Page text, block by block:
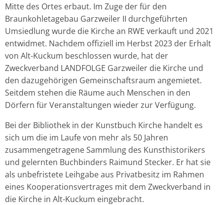
Mitte des Ortes erbaut. Im Zuge der für den
Braunkohletagebau Garzweiler II durchgeführten
Umsiedlung wurde die Kirche an RWE verkauft und 2021
entwidmet. Nachdem offiziell im Herbst 2023 der Erhalt
von Alt-Kuckum beschlossen wurde, hat der
Zweckverband LANDFOLGE Garzweiler die Kirche und
den dazugehörigen Gemeinschaftsraum angemietet.
Seitdem stehen die Räume auch Menschen in den
Dörfern für Veranstaltungen wieder zur Verfügung.
Bei der Bibliothek in der Kunstbuch Kirche handelt es
sich um die im Laufe von mehr als 50 Jahren
zusammengetragene Sammlung des Kunsthistorikers
und gelernten Buchbinders Raimund Stecker. Er hat sie
als unbefristete Leihgabe aus Privatbesitz im Rahmen
eines Kooperationsvertrages mit dem Zweckverband in
die Kirche in Alt-Kuckum eingebracht.